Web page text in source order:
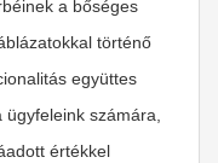
a bőséges
történő
együttes
ügyfeleink számára,
értékkel